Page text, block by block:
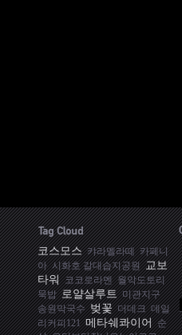
코스모스 캬라멜라떼 카페니
아 시화호 갈대습지공원 교보
타워 코코로라멘 월악도토리
묵밥 로얄살루트 미관지구
송원막국수 벚꽃 더데크 데일
리커피121 메타쉐콰이어 순